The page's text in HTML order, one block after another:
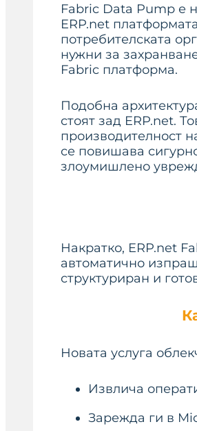
Fabric Data Pump е
ERP.net
потребителската
нужни за
Fabric платформа.
Подобна
стоят зад ERP.net.
производителност
се повишава
злоумишлено
Накратко, ERP.net
автоматично
структуриран и
Новата услуга
Извлича
Зарежда ги в